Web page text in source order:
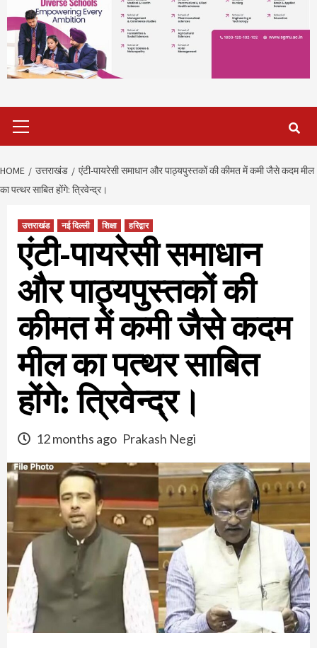
Menu
HOME उत्तराखंड
एंटी-पायरेसी समाधान और पाठ्यपुस्तकों की कीमत में कमी जैसे कदम मील
का पत्थर साबित होंगे: त्रिवेन्द्र।
उत्तराखंड नई दिल्ली शिक्षा हरिद्वार
एंटी-पायरेसी समाधान
और पाठ्यपुस्तकों की
कीमत में कमी जैसे कदम
मील का पत्थर साबित
होंगे: त्रिवेन्द्र।
12 months ago Prakash Negi